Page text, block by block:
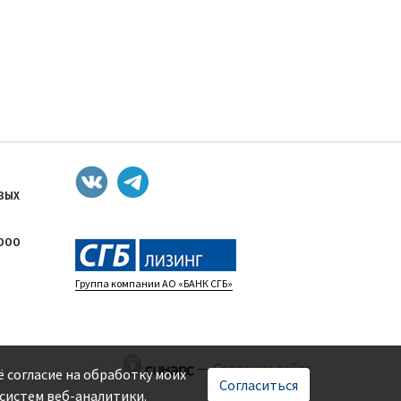
Группа компании АО «БАНК СГБ»
—Создание сайта
на обработку моих
веб-аналитики.
Согласиться